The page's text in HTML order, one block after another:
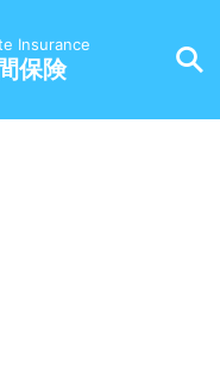
Insurance
保険